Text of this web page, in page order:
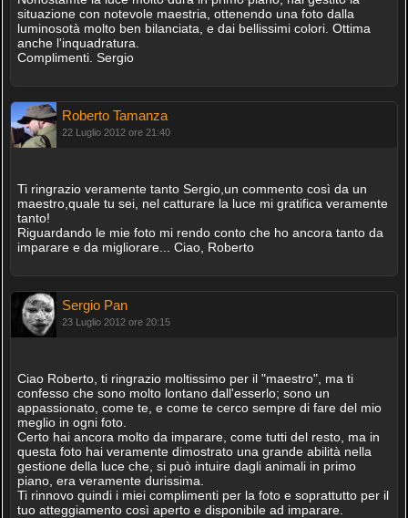
situazione con notevole maestria, ottenendo una foto dalla
luminosotà molto ben bilanciata, e dai bellissimi colori. Ottima
anche l'inquadratura.
Complimenti. Sergio
Roberto Tamanza
22 Luglio 2012 ore 21:40
Ti ringrazio veramente tanto Sergio,un commento così da un
maestro,quale tu sei, nel catturare la luce mi gratifica veramente
tanto!
Riguardando le mie foto mi rendo conto che ho ancora tanto da
imparare e da migliorare... Ciao, Roberto
Sergio Pan
23 Luglio 2012 ore 20:15
Ciao Roberto, ti ringrazio moltissimo per il "maestro", ma ti
confesso che sono molto lontano dall'esserlo; sono un
appassionato, come te, e come te cerco sempre di fare del mio
meglio in ogni foto.
Certo hai ancora molto da imparare, come tutti del resto, ma in
questa foto hai veramente dimostrato una grande abilità nella
gestione della luce che, si può intuire dagli animali in primo
piano, era veramente durissima.
Ti rinnovo quindi i miei complimenti per la foto e soprattutto per il
tuo atteggiamento così aperto e disponibile ad imparare.